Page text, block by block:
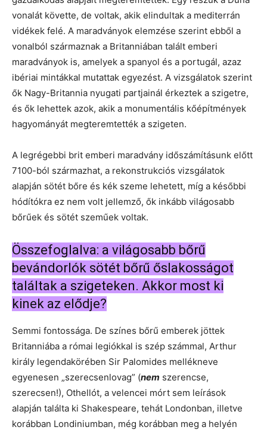
vonalát követte, de voltak, akik elindultak a mediterrán
vidékek felé. A maradványok elemzése szerint ebből a
vonalból származnak a Britanniában talált emberi
maradványok is, amelyek a spanyol és a portugál, azaz
ibériai mintákkal mutattak egyezést. A vizsgálatok szerint
ők Nagy-Britannia nyugati partjainál érkeztek a szigetre,
és ők lehettek azok, akik a monumentális kőépítmények
hagyományát megteremtették a szigeten.
A legrégebbi brit emberi maradvány időszámításunk előtt
7100-ból származhat, a rekonstrukciós vizsgálatok
alapján sötét bőre és kék szeme lehetett, míg a későbbi
hódítókra ez nem volt jellemző, ők inkább világosabb
bőrűek és sötét szeműek voltak.
Összefoglalva: a világosabb bőrű
bevándorlók sötét bőrű őslakosságot
találtak a szigeteken. Akkor most ki
kinek az elődje?
Semmi fontossága. De színes bőrű emberek jöttek
Britanniába a római legiókkal is szép számmal, Arthur
király legendakörében Sir Palomides mellékneve
egyenesen „szerecsenlovag” (nem szerencse,
szerecsen!), Othellót, a velencei mórt sem leírások
alapján találta ki Shakespeare, tehát Londonban, illetve
korábban Londiniumban, még korábban meg a helyén